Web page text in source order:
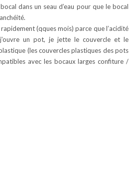
dans un seau d’eau pour que le bocal
(qques mois) parce que l’acidité
un pot, je jette le couvercle et le
(les couvercles plastiques des pots
avec les bocaux larges confiture /